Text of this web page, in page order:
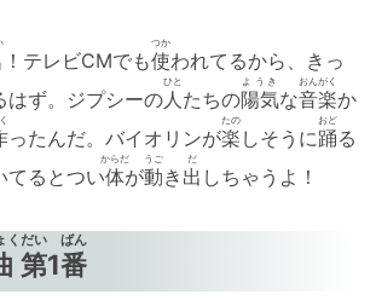
！テレビCMでも使
つか
われてるから、きっ
はず。ジプシーの 人
ひと
たちの陽気
ようき
な音楽
おんがく
か
ったんだ。バイオリンが楽
たの
しそうに踊
おど
る
てるとつい体
からだ
が動
うご
き 出
だ
しちゃうよ！
く
第
だい
1番
ばん